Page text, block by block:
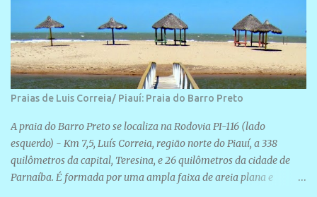
Praias de Luis Correia/ Piauí: Praia do Barro Preto
A praia do Barro Preto se localiza na Rodovia PI-116 (lado
esquerdo) - Km 7,5, Luís Correia, região norte do Piauí, a 338
quilômetros da capital, Teresina, e 26 quilômetros da cidade de
Parnaíba. É formada por uma ampla faixa de areia plana e